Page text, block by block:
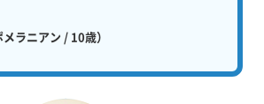
ラニアン / 10歳）